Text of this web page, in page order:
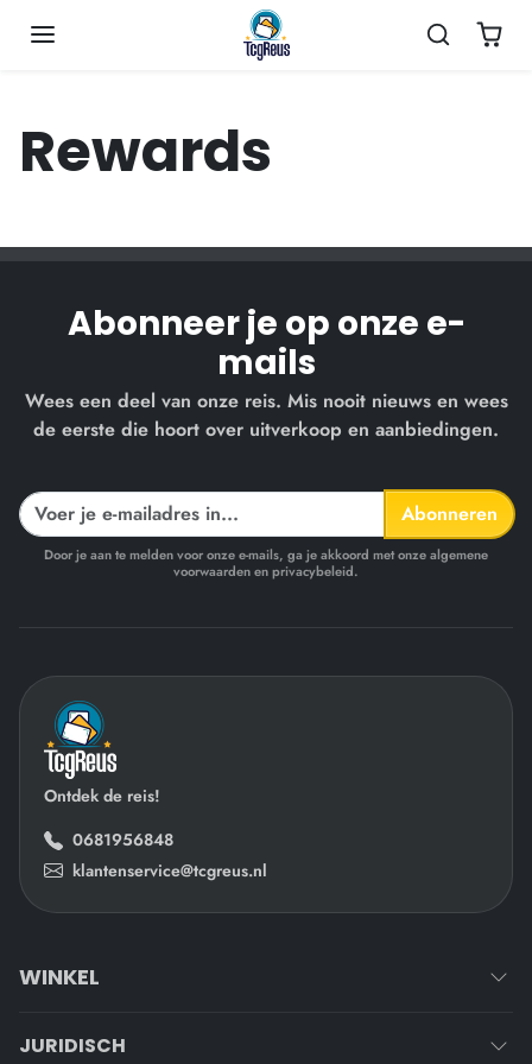
Rewards
Abonneer je op onze e-
mails
Wees een deel van onze reis. Mis nooit nieuws en wees
de eerste die hoort over uitverkoop en aanbiedingen.
Abonneren
Door je aan te melden voor onze e-mails, ga je akkoord met onze algemene
voorwaarden en privacybeleid.
Ontdek de reis!
0681956848
klantenservice@tcgreus.nl
WINKEL
JURIDISCH